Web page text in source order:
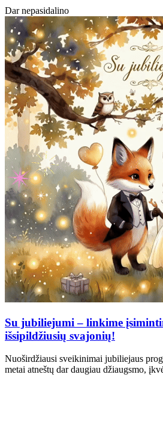
Dar nepasidalino
Su jubiliejumi – linkime
išsipildžiusių svajonių!
Nuoširdžiausi sveikinimai jubiliejaus
metai atneštų dar daugiau džiaugsmo,